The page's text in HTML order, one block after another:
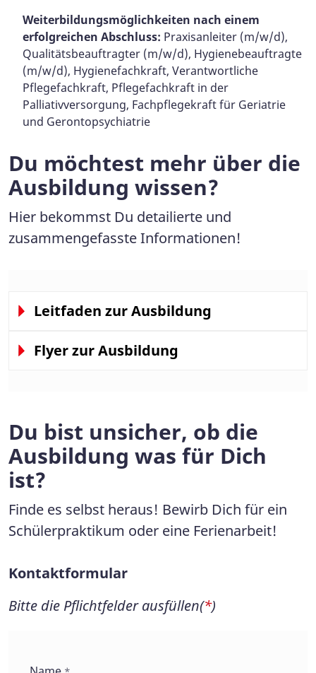
Weiterbildungsmöglichkeiten nach einem
erfolgreichen Abschluss: Praxisanleiter (m/w/d),
Qualitätsbeauftragter (m/w/d), Hygienebeauftragte
(m/w/d), Hygienefachkraft, Verantwortliche
Pflegefachkraft, Pflegefachkraft in der
Palliativversorgung, Fachpflegekraft für Geriatrie
und Gerontopsychiatrie
Du möchtest mehr über die
Ausbildung wissen?
Hier bekommst Du detailierte und
zusammengefasste Informationen!
Leitfaden zur Ausbildung
Flyer zur Ausbildung
Du bist unsicher, ob die
Ausbildung was für Dich
ist?
Finde es selbst heraus! Bewirb Dich für ein
Schülerpraktikum oder eine Ferienarbeit!
Kontaktformular
Bitte die Pflichtfelder ausfüllen(*)